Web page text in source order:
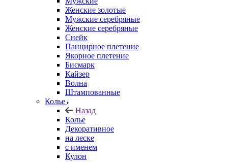
Женские золотые
Мужские серебряные
Женские серебряные
Снейк
Панцирное плетение
Якорное плетение
Бисмарк
Кайзер
Волна
Штампованные
Колье
Назад
Колье
Декоративное
на леске
с именем
Кулон